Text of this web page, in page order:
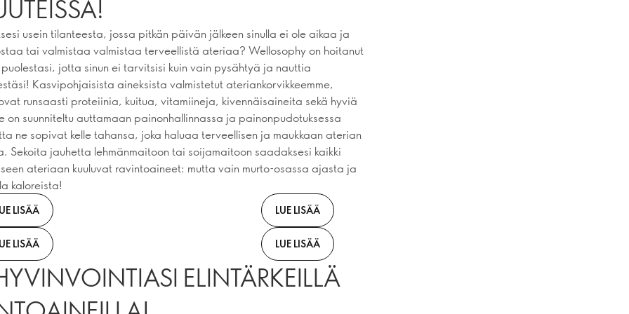
usein tilanteesta, jossa pitkän päivän jälkeen sinulla ei ole aikaa ja
tai valmistaa valmistaa terveellistä ateriaa? Wellosophy on hoitanut
jotta sinun ei tarvitsisi kuin vain pysähtyä ja nauttia
Kasvipohjaisista aineksista valmistetut ateriankorvikkeemme,
runsaasti proteiinia, kuitua, vitamiineja, kivennäisaineita sekä hyviä
on suunniteltu auttamaan painonhallinnassa ja painonpudotuksessa
ne sopivat kelle tahansa, joka haluaa terveellisen ja maukkaan aterian
Sekoita jauhetta lehmänmaitoon tai soijamaitoon saadaksesi kaikki
ateriaan kuuluvat ravintoaineet: mutta vain murto-osassa ajasta ja
kaloreista!
LISÄÄ LUE LISÄÄ
LISÄÄ LUE LISÄÄ
ELINTÄRKEILLÄ